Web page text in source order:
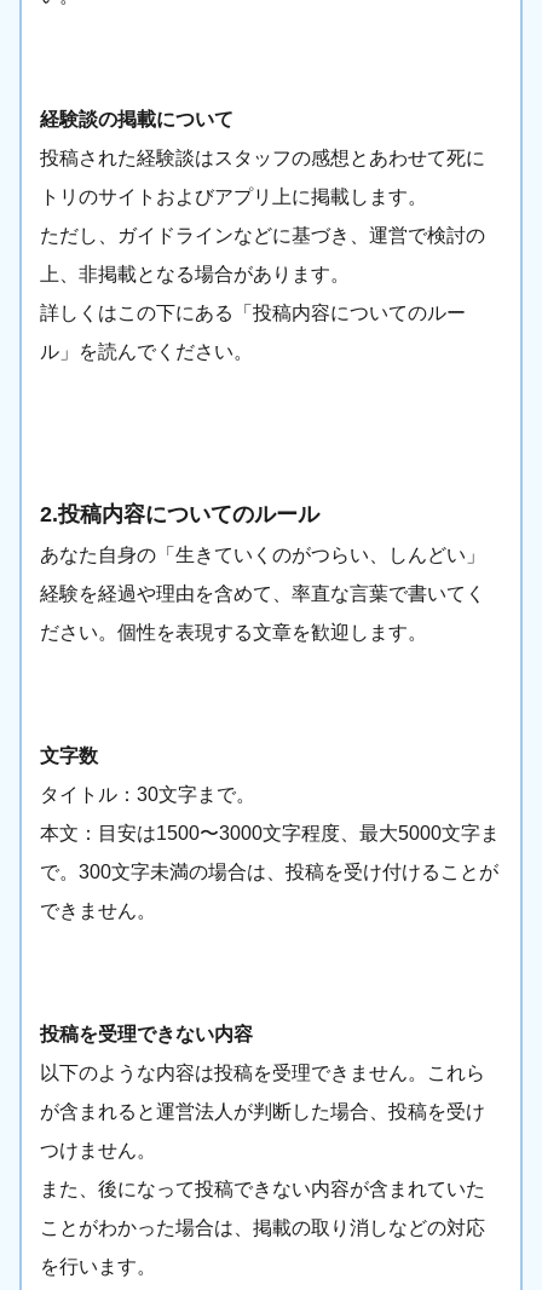
経験談の掲載について
投稿された経験談はスタッフの感想とあわせて死に
トリのサイトおよびアプリ上に掲載します。
ただし、ガイドラインなどに基づき、運営で検討の
上、非掲載となる場合があります。
詳しくはこの下にある「投稿内容についてのルー
ル」を読んでください。
2.投稿内容についてのルール
あなた自身の「生きていくのがつらい、しんどい」
経験を経過や理由を含めて、率直な言葉で書いてく
ださい。個性を表現する文章を歓迎します。
文字数
タイトル：30文字まで。
本文：目安は1500〜3000文字程度、最大5000文字ま
で。300文字未満の場合は、投稿を受け付けることが
できません。
投稿を受理できない内容
以下のような内容は投稿を受理できません。これら
が含まれると運営法人が判断した場合、投稿を受け
つけません。
また、後になって投稿できない内容が含まれていた
ことがわかった場合は、掲載の取り消しなどの対応
を行います。